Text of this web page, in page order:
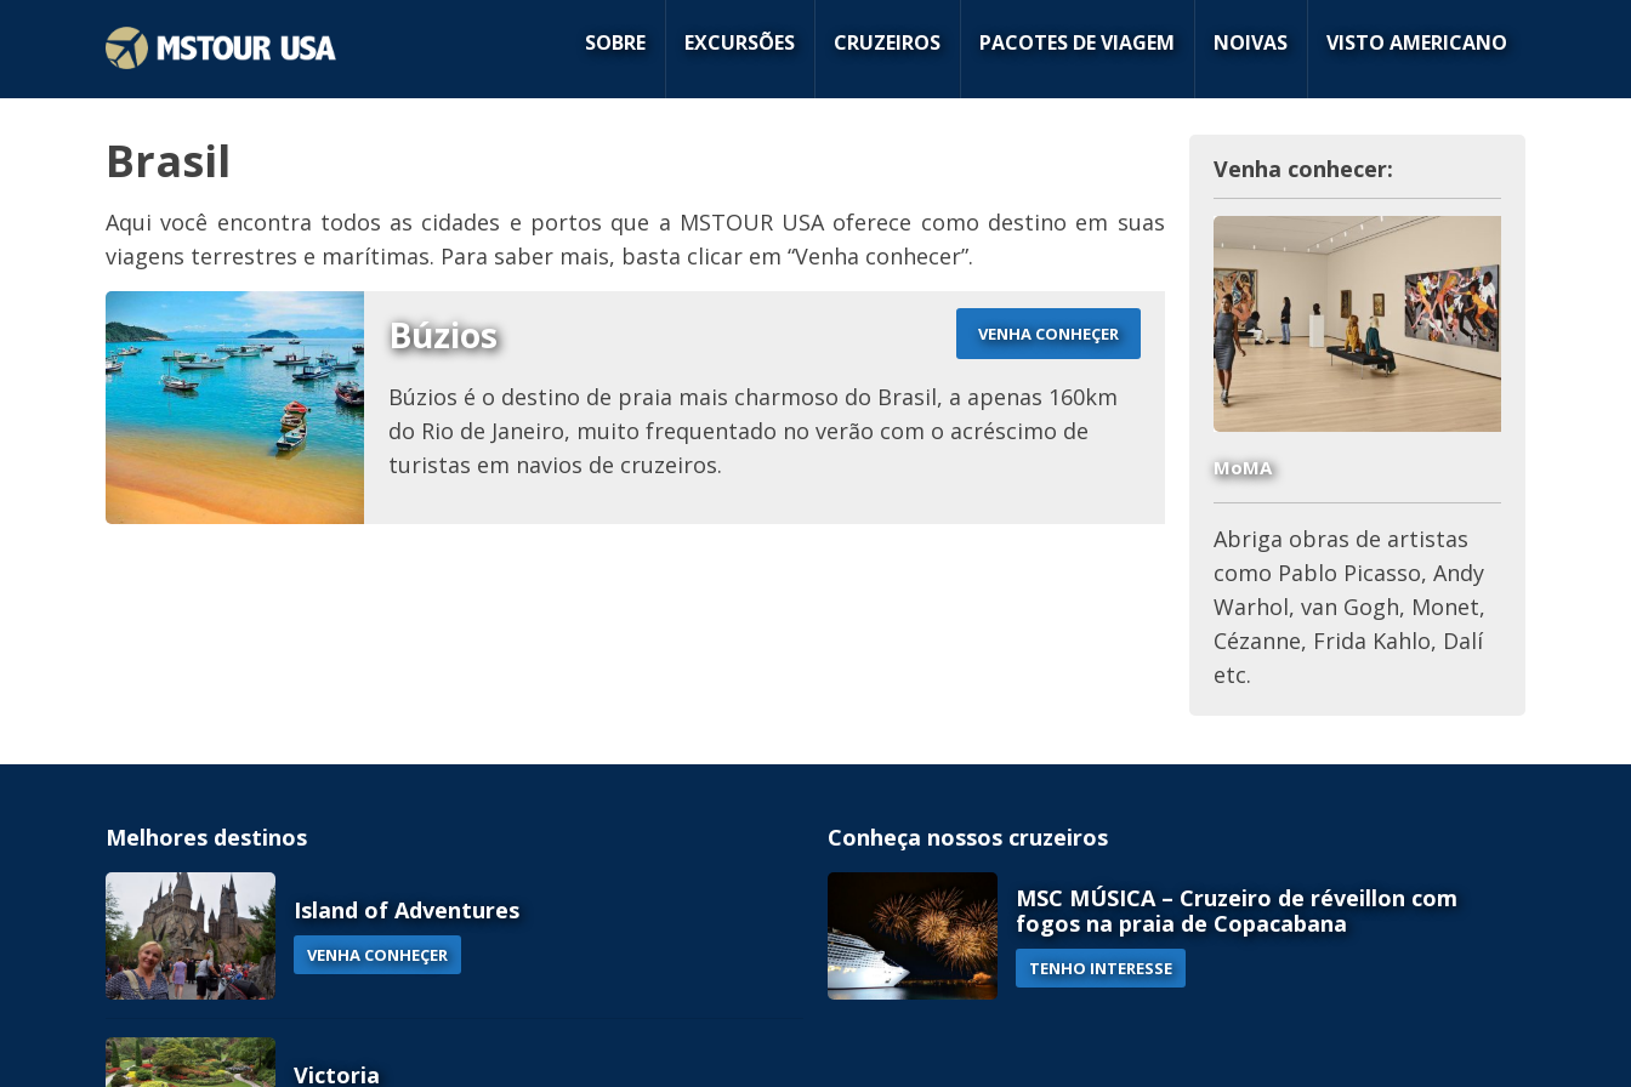
SOBRE EXCURSÕES CRUZEIROS PACOTES DE VIAGEM NOIVAS VISTO AMERICANO
Brasil
Aqui você encontra todos as cidades e portos que a MSTOUR USA oferece como destino em suas
viagens terrestres e marítimas. Para saber mais, basta clicar em “Venha conhecer”.
Búzios
Búzios é o destino de praia mais charmoso do Brasil, a apenas 160km
do Rio de Janeiro, muito frequentado no verão com o acréscimo de
turistas em navios de cruzeiros.
VENHA CONHEÇER
Venha conhecer:
MoMA
Abriga obras de artistas
como Pablo Picasso, Andy
Warhol, van Gogh, Monet,
Cézanne, Frida Kahlo, Dalí
etc.
Melhores destinos
Island of Adventures
VENHA CONHEÇER
Victoria
Conheça nossos cruzeiros
MSC MÚSICA – Cruzeiro de réveillon com
fogos na praia de Copacabana
TENHO INTERESSE